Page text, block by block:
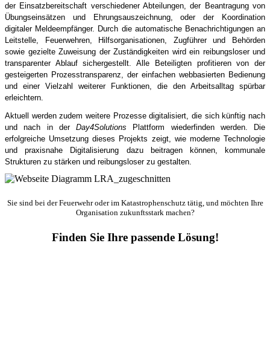
der Einsatzbereitschaft verschiedener Abteilungen, der Beantragung von
Übungseinsätzen und Ehrungsauszeichnung, oder der Koordination
digitaler Meldeempfänger. Durch die automatische Benachrichtigungen an
Leitstelle, Feuerwehren, Hilfsorganisationen, Zugführer und Behörden
sowie gezielte Zuweisung der Zuständigkeiten wird ein reibungsloser und
transparenter Ablauf sichergestellt. Alle Beteiligten profitieren von der
gesteigerten Prozesstransparenz, der einfachen webbasierten Bedienung
und einer Vielzahl weiterer Funktionen, die den Arbeitsalltag spürbar
erleichtern.
Aktuell werden zudem weitere Prozesse digitalisiert, die sich künftig nach
und nach in der Day4Solutions Plattform wiederfinden werden. Die
erfolgreiche Umsetzung dieses Projekts zeigt, wie moderne Technologie
und praxisnahe Digitalisierung dazu beitragen können, kommunale
Strukturen zu stärken und reibungsloser zu gestalten.
Sie sind bei der Feuerwehr oder im Katastrophenschutz tätig, und möchten Ihre
Organisation zukunftsstark machen?
Finden Sie Ihre passende Lösung!